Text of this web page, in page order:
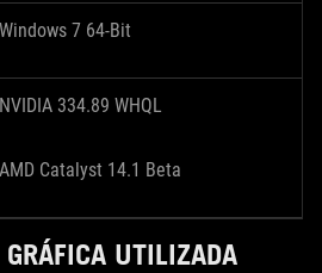
Windows 7 64-Bit
NVIDIA 334.89 WHQL
AMD Catalyst 14.1 Beta
UTILIZADA